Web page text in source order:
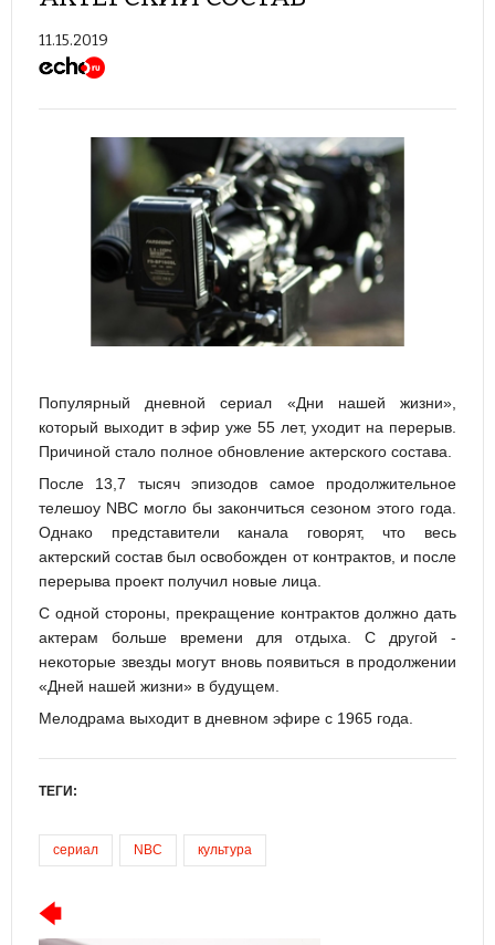
11.15.2019
Популярный дневной сериал «Дни нашей жизни»,
который выходит в эфир уже 55 лет, уходит на перерыв.
Причиной стало полное обновление актерского состава.
После 13,7 тысяч эпизодов самое продолжительное
телешоу NBC могло бы закончиться сезоном этого года.
Однако представители канала говорят, что весь
актерский состав был освобожден от контрактов, и после
перерыва проект получил новые лица.
С одной стороны, прекращение контрактов должно дать
актерам больше времени для отдыха. С другой -
некоторые звезды могут вновь появиться в продолжении
«Дней нашей жизни» в будущем.
Мелодрама выходит в дневном эфире с 1965 года.
ТЕГИ:
сериал NBC культура